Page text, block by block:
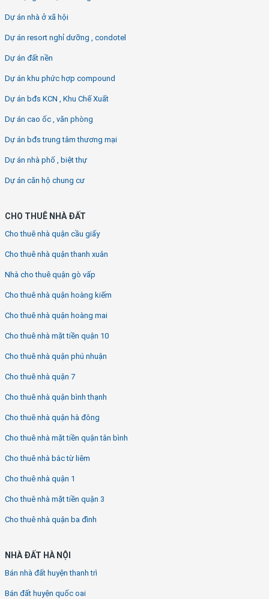
Dự án nhà ở xã hội
Dự án resort nghỉ dưỡng , condotel
Dự án đất nền
Dự án khu phức hợp compound
Dự án bđs KCN , Khu Chế Xuất
Dự án cao ốc , văn phòng
Dự án bđs trung tâm thương mại
Dự án nhà phố , biệt thự
Dự án căn hộ chung cư
CHO THUÊ NHÀ ĐẤT
Cho thuê nhà quận cầu giấy
Cho thuê nhà quận thanh xuân
Nhà cho thuê quận gò vấp
Cho thuê nhà quận hoàng kiếm
Cho thuê nhà quận hoàng mai
Cho thuê nhà mặt tiền quận 10
Cho thuê nhà quận phú nhuận
Cho thuê nhà quận 7
Cho thuê nhà quận bình thạnh
Cho thuê nhà quận hà đông
Cho thuê nhà mặt tiền quận tân bình
Cho thuê nhà bắc từ liêm
Cho thuê nhà quận 1
Cho thuê nhà mặt tiền quận 3
Cho thuê nhà quận ba đình
NHÀ ĐẤT HÀ NỘI
Bán nhà đất huyện thanh trì
Bán đất huyện quốc oai